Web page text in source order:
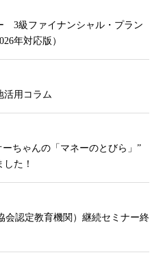
3級ファイナンシャル・プラン
年対応版）
用コラム
ちゃんの「マネーのとびら」”
た！
会認定教育機関）継続セミナー終